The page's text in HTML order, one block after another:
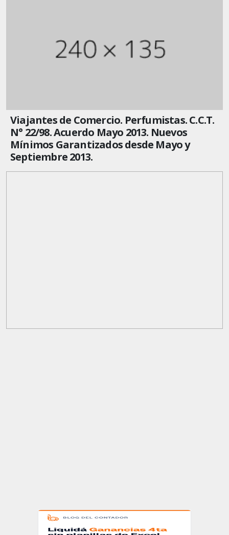
Viajantes de Comercio. Perfumistas. C.C.T.
N° 22/98. Acuerdo Mayo 2013. Nuevos
Mínimos Garantizados desde Mayo y
Septiembre 2013.